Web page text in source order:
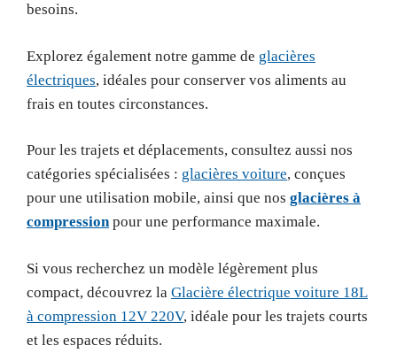
besoins.
Explorez également notre gamme de glacières
électriques, idéales pour conserver vos aliments au
frais en toutes circonstances.
Pour les trajets et déplacements, consultez aussi nos
catégories spécialisées : glacières voiture, conçues
pour une utilisation mobile, ainsi que nos glacières à
compressionpour une performance maximale.
Si vous recherchez un modèle légèrement plus
compact, découvrez la Glacière électrique voiture 18L
à compression 12V 220V, idéale pour les trajets courts
et les espaces réduits.